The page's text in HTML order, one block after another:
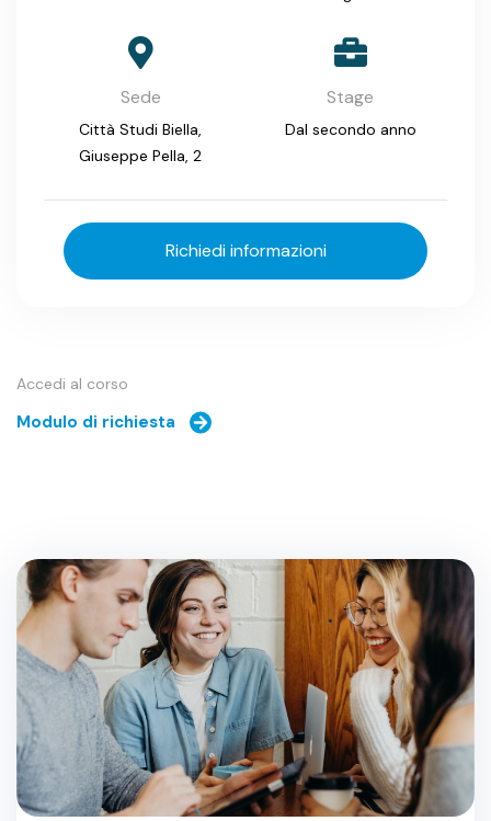
Sede
Città Studi Biella,
Giuseppe Pella, 2
Stage
Dal secondo anno
Richiedi informazioni
Accedi al corso
Modulo di richiesta